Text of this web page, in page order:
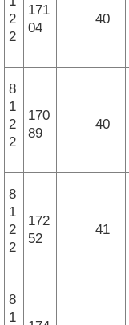
2
2
171
04
40
8
1
2
2
170
89
40
8
1
2
2
172
52
41
8
1